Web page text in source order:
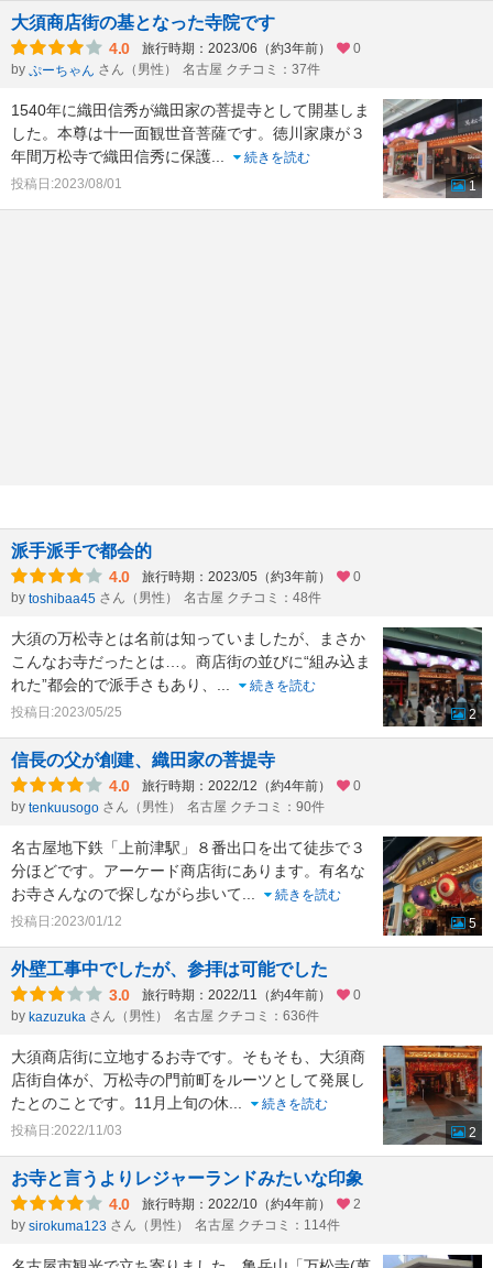
大須商店街の基となった寺院です
4.0 旅行時期：2023/06（約3年前）
0
by ぷーちゃん さん（男性） 名古屋 クチコミ：37件
1540年に織田信秀が織田家の菩提寺として開基しま
した。本尊は十一面観世音菩薩です。徳川家康が３
年間万松寺で織田信秀に保護
続きを読む
投稿日:2023/08/01
1
派手派手で都会的
4.0 旅行時期：2023/05（約3年前）
0
by toshibaa45 さん（男性） 名古屋 クチコミ：48件
大須の万松寺とは名前は知っていましたが、まさか
こんなお寺だったとは…。商店街の並びに“組み込ま
れた”都会的で派手さもあり、
続きを読む
投稿日:2023/05/25
2
信長の父が創建、織田家の菩提寺
4.0 旅行時期：2022/12（約4年前）
0
by tenkuusogo さん（男性） 名古屋 クチコミ：90件
名古屋地下鉄「上前津駅」８番出口を出て徒歩で３
分ほどです。アーケード商店街にあります。有名な
お寺さんなので探しながら歩いて
続きを読む
投稿日:2023/01/12
5
外壁工事中でしたが、参拝は可能でした
3.0 旅行時期：2022/11（約4年前）
0
by kazuzuka さん（男性） 名古屋 クチコミ：636件
大須商店街に立地するお寺です。そもそも、大須商
店街自体が、万松寺の門前町をルーツとして発展し
たとのことです。11月上旬の休
続きを読む
投稿日:2022/11/03
2
お寺と言うよりレジャーランドみたいな印象
4.0 旅行時期：2022/10（約4年前）
2
by sirokuma123 さん（男性） 名古屋 クチコミ：114件